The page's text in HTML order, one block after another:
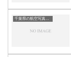
千葉県の航空写真・空中写真